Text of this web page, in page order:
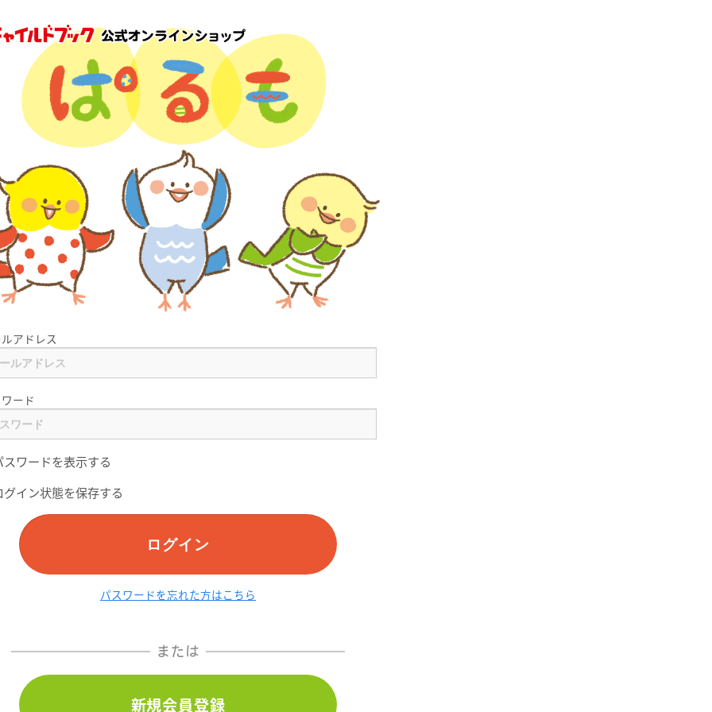
アドレス
ード
ワードを表示する
イン状態を保存する
ログイン
パスワードを忘れた方はこちら
または
新規会員登録